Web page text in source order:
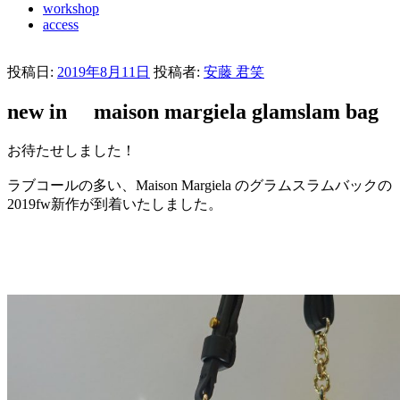
workshop
access
投稿日: 2019年8月11日 投稿者: 安藤 君笑
new in maison margiela glamslam bag
お待たせしました！
ラブコールの多い、Maison Margiela のグラムスラムバックの
2019fw新作が到着いたしました。